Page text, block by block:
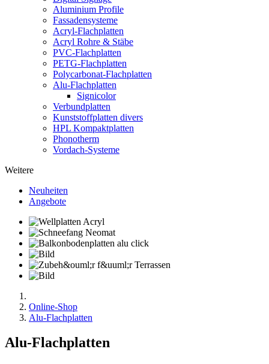
Aluminium Profile
Fassadensysteme
Acryl-Flachplatten
Acryl Rohre & Stäbe
PVC-Flachplatten
PETG-Flachplatten
Polycarbonat-Flachplatten
Alu-Flachplatten
Signicolor
Verbundplatten
Kunststoffplatten divers
HPL Kompaktplatten
Phonotherm
Vordach-Systeme
Weitere
Neuheiten
Angebote
Online-Shop
Alu-Flachplatten
Alu-Flachplatten